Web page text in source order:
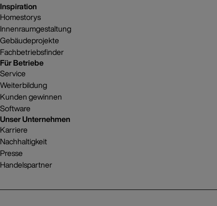
Inspiration
Homestorys
Innenraumgestaltung
Gebäudeprojekte
Fachbetriebsfinder
Für Betriebe
Service
Weiterbildung
Kunden gewinnen
Software
Unser Unternehmen
Karriere
Nachhaltigkeit
Presse
Handelspartner